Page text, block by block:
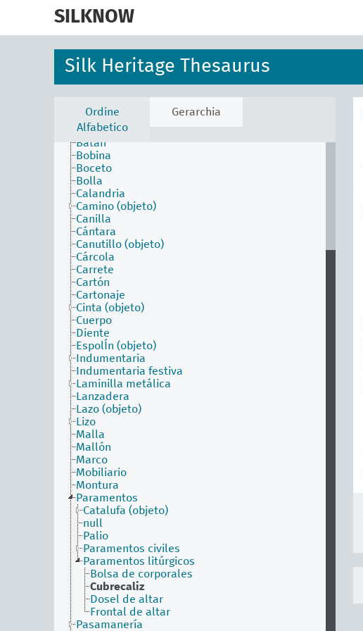
SILKNOW
Silk Heritage Thesaurus
Ordine
Alfabetico
Gerarchia
faceta actividades
faceta estilos y periodos
Aguja
Arcada
Arnés
Batán
Bobina
Boceto
Bolla
Calandria
Camino (objeto)
Canilla
Cántara
Canutillo (objeto)
Cárcola
Carrete
Cartón
Cartonaje
Cinta (objeto)
Cuerpo
Diente
EspolÍn (objeto)
Indumentaria
Indumentaria festiva
Laminilla metálica
Lanzadera
Lazo (objeto)
Lizo
Malla
Mallón
Marco
Mobiliario
Montura
Paramentos
Catalufa (objeto)
null
Palio
Paramentos civiles
Paramentos litúrgicos
Bolsa de corporales
Cubrecaliz
Dosel de altar
Frontal de altar
Pasamanería